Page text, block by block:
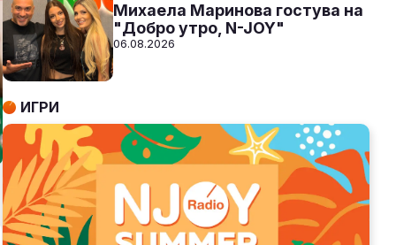
Михаела Маринова гостува на
"Добро утро, N-JOY"
06.08.2026
ИГРИ